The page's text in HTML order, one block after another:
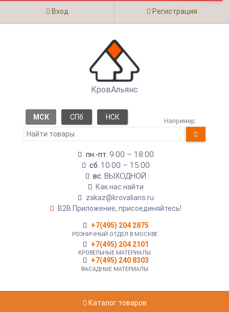
Вход Регистрация
КровАльянс
МСК СПб НСК Например:
пн.-пт. 9:00 – 18:00
сб. 10:00 – 15:00
вс. ВЫХОДНОЙ
Как нас найти
zakaz@krovalians.ru
B2B Приложение, присоединяйтесь!
+7(495) 204 2875
РОЗНИЧНЫЙ ОТДЕЛ В МОСКВЕ
+7(495) 204 2101
КРОВЕЛЬНЫЕ МАТЕРИАЛЫ
+7(495) 240 8303
ФАСАДНЫЕ МАТЕРИАЛЫ
Каталог товаров